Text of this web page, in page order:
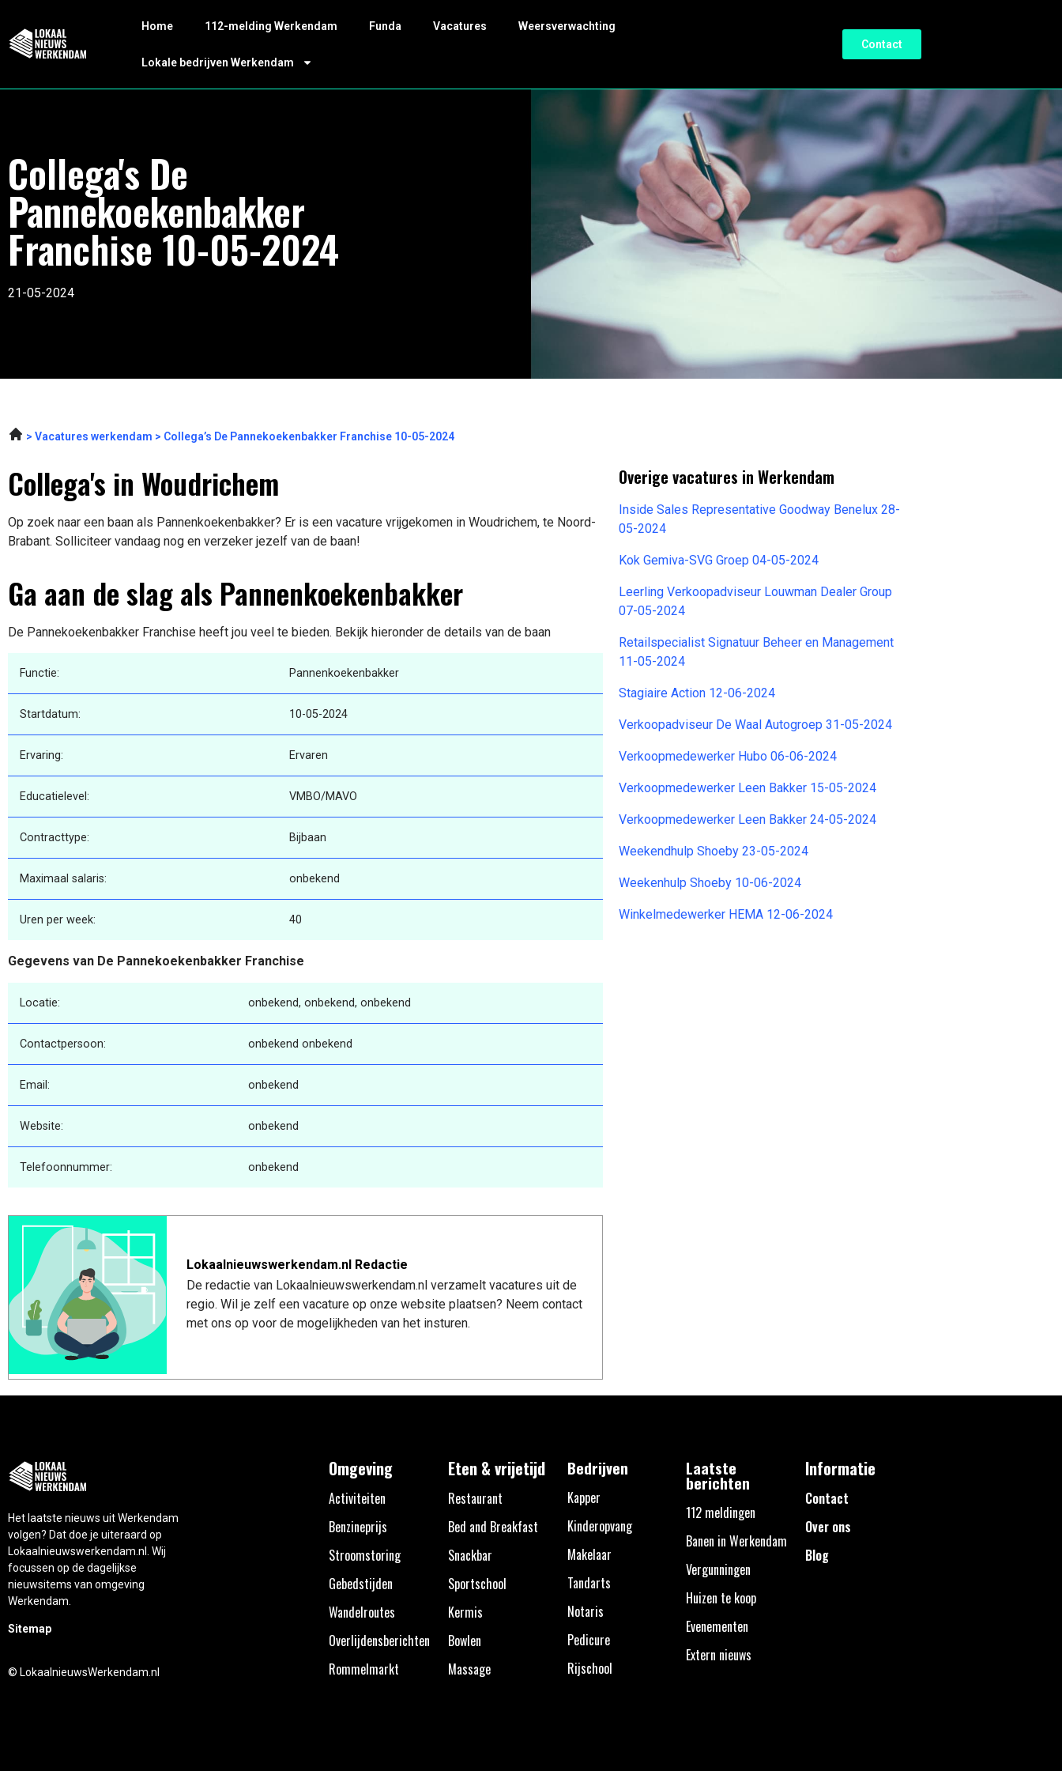
Home 112-melding Werkendam Funda Vacatures Weersverwachting
Lokale bedrijven Werkendam
Contact
Collega's De
Pannekoekenbakker
Franchise 10-05-2024
21-05-2024
Vacatures werkendam Collega’s De Pannekoekenbakker Franchise 10-05-2024
Collega's in Woudrichem
Op zoek naar een baan als Pannenkoekenbakker? Er is een vacature vrijgekomen in Woudrichem, te Noord-
Brabant. Solliciteer vandaag nog en verzeker jezelf van de baan!
Ga aan de slag als Pannenkoekenbakker
De Pannekoekenbakker Franchise heeft jou veel te bieden. Bekijk hieronder de details van de baan
Functie: Pannenkoekenbakker
Startdatum: 10-05-2024
Ervaring: Ervaren
Educatielevel: VMBO/MAVO
Contracttype: Bijbaan
Maximaal salaris: onbekend
Uren per week: 40
Gegevens van De Pannekoekenbakker Franchise
Locatie: onbekend, onbekend, onbekend
Contactpersoon: onbekend onbekend
Email: onbekend
Website: onbekend
Telefoonnummer: onbekend
Lokaalnieuwswerkendam.nl Redactie
De redactie van Lokaalnieuwswerkendam.nl verzamelt vacatures uit de
regio. Wil je zelf een vacature op onze website plaatsen? Neem contact
met ons op voor de mogelijkheden van het insturen.
Overige vacatures in Werkendam
Inside Sales Representative Goodway Benelux 28-
05-2024
Kok Gemiva-SVG Groep 04-05-2024
Leerling Verkoopadviseur Louwman Dealer Group
07-05-2024
Retailspecialist Signatuur Beheer en Management
11-05-2024
Stagiaire Action 12-06-2024
Verkoopadviseur De Waal Autogroep 31-05-2024
Verkoopmedewerker Hubo 06-06-2024
Verkoopmedewerker Leen Bakker 15-05-2024
Verkoopmedewerker Leen Bakker 24-05-2024
Weekendhulp Shoeby 23-05-2024
Weekenhulp Shoeby 10-06-2024
Winkelmedewerker HEMA 12-06-2024
Het laatste nieuws uit Werkendam
volgen? Dat doe je uiteraard op
Lokaalnieuwswerkendam.nl. Wij
focussen op de dagelijkse
nieuwsitems van omgeving
Werkendam.
Sitemap
© LokaalnieuwsWerkendam.nl
Omgeving
Activiteiten
Benzineprijs
Stroomstoring
Gebedstijden
Wandelroutes
Overlijdensberichten
Rommelmarkt
Eten & vrijetijd
Restaurant
Bed and Breakfast
Snackbar
Sportschool
Kermis
Bowlen
Massage
Bedrijven
Kapper
Kinderopvang
Makelaar
Tandarts
Notaris
Pedicure
Rijschool
Laatste
berichten
112 meldingen
Banen in Werkendam
Vergunningen
Huizen te koop
Evenementen
Extern nieuws
Informatie
Contact
Over ons
Blog